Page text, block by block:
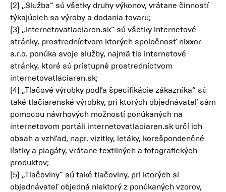
(2) „Služba“ sú všetky druhy výkonov, vrátane činností
týkajúcich sa výroby a dodania tovaru;
(3) „internetovatlaciaren.sk“ sú všetky internetové
stránky, prostredníctvom ktorých spoločnosť nixxor
s.r.o. ponúka svoje služby, najmä tie internetové
stránky, ktoré sú prístupné prostredníctvom
internetovatlaciaren.sk;
(4) „Tlačové výrobky podľa špecifikácie zákazníka“ sú
také tlačiarenské výrobky, pri ktorých objednávateľ sám
pomocou návrhových možností ponúkaných na
internetovom portáli internetovatlaciaren.sk určí ich
obsah a vzhľad, napr. vizitky, letáky, korešpondenčné
lístky a plagáty, vrátane textilných a fotografických
produktov;
(5) „Tlačoviny“ sú také tlačoviny, pri ktorých si
objednávateľ objedná niektorý z ponúkaných vzorov,